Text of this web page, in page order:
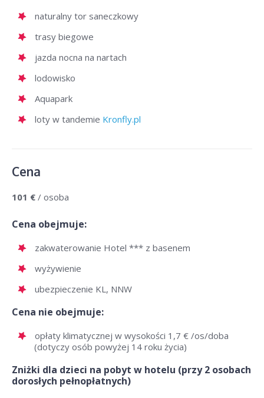
naturalny tor saneczkowy
trasy biegowe
jazda nocna na nartach
lodowisko
Aquapark
loty w tandemie Kronfly.pl
Cena
101 € / osoba
Cena obejmuje:
zakwaterowanie Hotel *** z basenem
wyżywienie
ubezpieczenie KL, NNW
Cena nie obejmuje:
opłaty klimatycznej w wysokości 1,7 € /os/doba
(dotyczy osób powyżej 14 roku życia)
Zniżki dla dzieci na pobyt w hotelu (przy 2 osobach
dorosłych pełnopłatnych)